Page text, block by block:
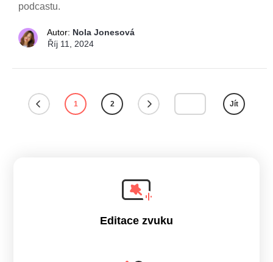
podcastu.
Autor: Nola Jonesová
Říj 11, 2024
1 2 Jít
Editace zvuku